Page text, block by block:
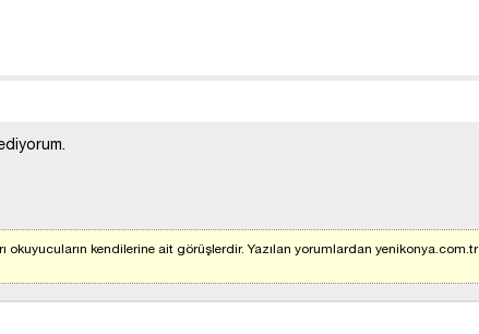
okuyucuların kendilerine ait görüşlerdir. Yazılan yorumlardan yenikonya.com.tr